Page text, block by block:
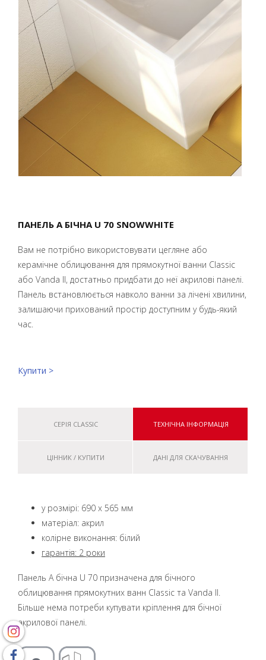
ПАНЕЛЬ A БІЧНА U 70 SNOWWHITE
Вам не потрібно використовувати цегляне або
керамічне облицювання для прямокутної ванни Classic
або Vanda II, достатньо придбати до неї акрилові панелі.
Панель встановлюється навколо ванни за лічені хвилини,
залишаючи прихований простір доступним у будь-який
час.
Купити >
СЕРІЯ CLASSIC ТЕХНІЧНА ІНФОРМАЦІЯ
ЦІННИК / КУПИТИ ДАНІ ДЛЯ СКАЧУВАННЯ
у розмірі: 690 x 565 мм
матеріал: акрил
колірне виконання: білий
гарантія: 2 роки
Панель A бічна U 70 призначена для бічного
облицювання прямокутних ванн Classic та Vanda II.
Більше нема потреби купувати кріплення для бічної
акрилової панелі.